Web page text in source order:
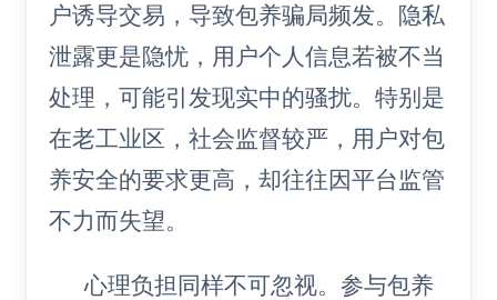
户诱导交易，导致包养骗局频发。隐私
泄露更是隐忧，用户个人信息若被不当
处理，可能引发现实中的骚扰。特别是
在老工业区，社会监督较严，用户对包
养安全的要求更高，却往往因平台监管
不力而失望。
心理负担同样不可忽视。参与包养